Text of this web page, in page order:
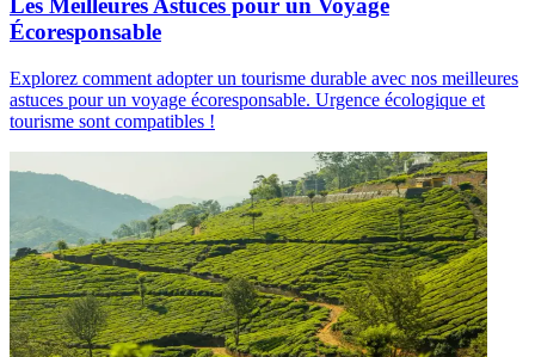
Les Meilleures Astuces pour un Voyage
Écoresponsable
Explorez comment adopter un tourisme durable avec nos meilleures
astuces pour un voyage écoresponsable. Urgence écologique et
tourisme sont compatibles !